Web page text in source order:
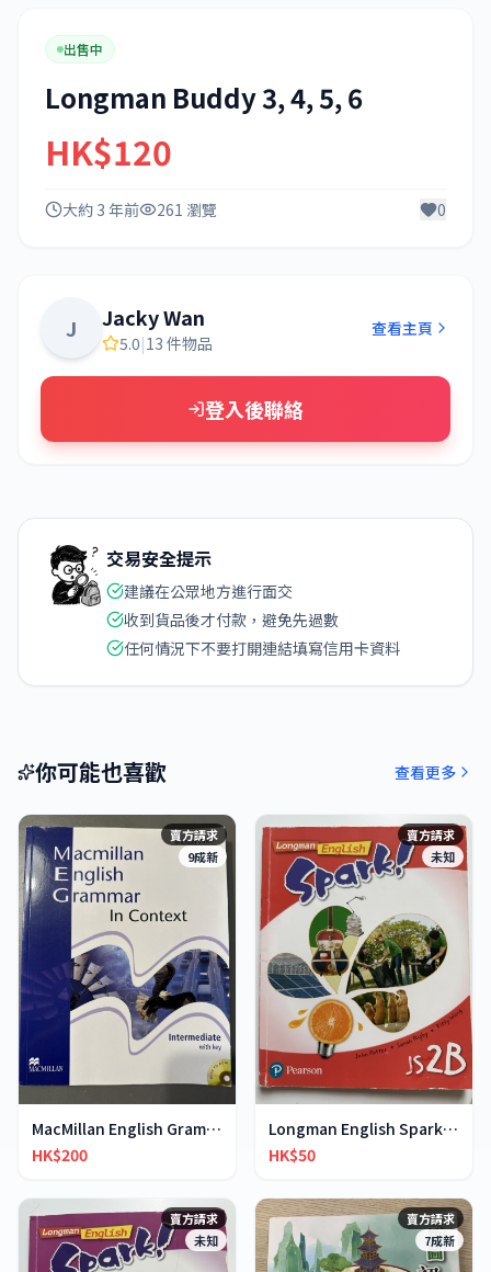
出售中
Longman Buddy 3, 4, 5, 6
HK$120
大約 3 年前 261 瀏覽 0
J Jacky Wan
5.0|13 件物品
查看主頁
登入後聯絡
交易安全提示
建議在公眾地方進行面交
收到貨品後才付款，避免先過數
任何情況下不要打開連結填寫信用卡資料
你可能也喜歡 查看更多
賣方請求
9成新
MacMillan English Grammar in Context
HK$200
賣方請求
未知
Longman English Spark JS2B
HK$50
賣方請求
未知
賣方請求
7成新